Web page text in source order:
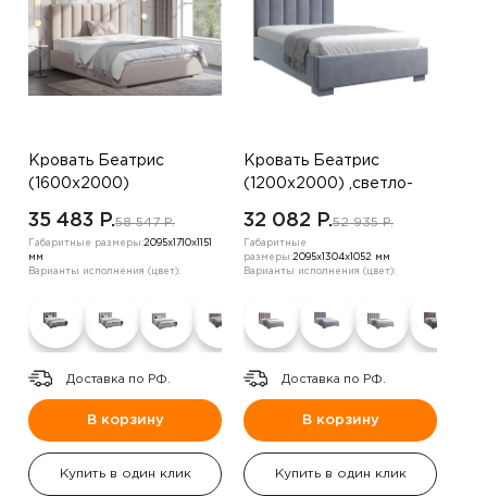
Кровать Беатрис
(1600х2000)
35 483 P.58 547 P.
Габаритные размеры:2095х1710х1151
мм
Варианты исполнения (цвет):
Доставка по РФ.
В корзину
Купить в один клик
Кровать Беатрис
(1200х2000) ,светло-
32 082 P.52 935 P.
Габаритные
размеры:2095х1304х1052 мм
Варианты исполнения (цвет):
Доставка по РФ.
В корзину
Купить в один клик